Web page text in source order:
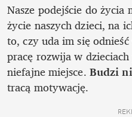
Nasze podejście do życia
życie naszych dzieci, na
to, czy uda im się
pracę rozwija w
niefajne miejsce. Budzi
tracą motywację.